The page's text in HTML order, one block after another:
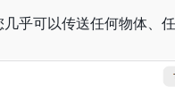
可以传送任何物体、任